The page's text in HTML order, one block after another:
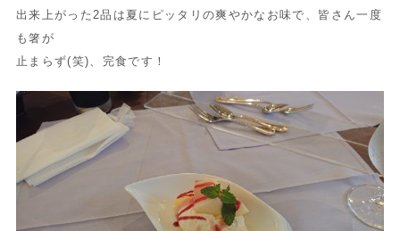
出来上がった2品は夏にピッタリの爽やかなお味で、皆さん一度
も箸が
止まらず(笑)、完食です！